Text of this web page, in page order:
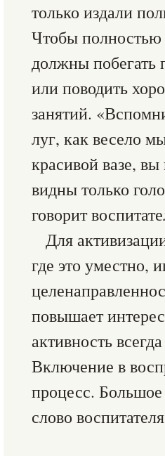
только издали
Чтобы полностью
должны побегать
или поводить
занятий.
луг, как весело
красивой вазе,
видны только
говорит
Для
где это уместно,
повышает
активность
Включение в
процесс.
слово